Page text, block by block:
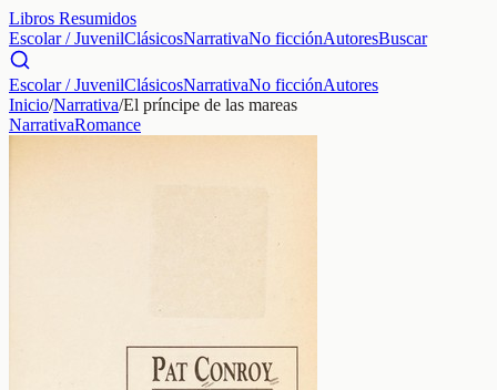
Libros Resumidos
Escolar / JuvenilClásicosNarrativaNo ficciónAutoresBuscar
Escolar / JuvenilClásicosNarrativaNo ficciónAutores
Inicio/Narrativa/El príncipe de las mareas
NarrativaRomance